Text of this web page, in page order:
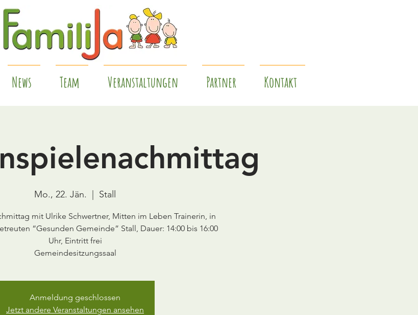
News Team Veranstaltungen Partner Kontakt
Mo., 22. Jän. Stall
mit Ulrike Schwertner, Mitten im Leben Trainerin, in
“Gesunden Gemeinde” Stall, Dauer: 14:00 bis 16:00
Uhr, Eintritt frei
Anmeldung geschlossen
Jetzt andere Veranstaltungen ansehen